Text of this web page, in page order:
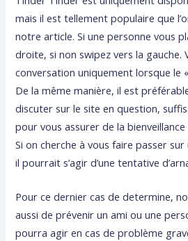
mais il est tellement populaire que
notre article. Si une personne vous
droite, si non swipez vers la gauche.
conversation uniquement lorsque le
De la même manière, il est
discuter sur le site en question,
pour vous assurer de la
Si on cherche à vous faire passer
il pourrait s’agir d’une tentative
Pour ce dernier cas de determine,
aussi de prévenir un ami ou une
pourra agir en cas de problème